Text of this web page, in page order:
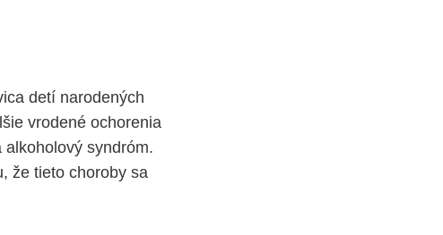
detí narodených
vrodené ochorenia
syndróm.
že tieto choroby sa